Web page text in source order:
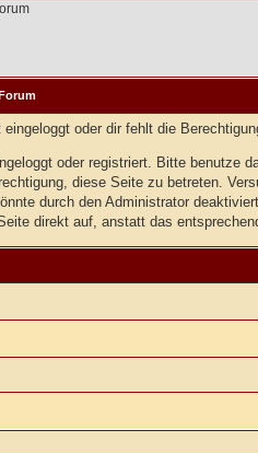
eingeloggt oder dir fehlt die
oder registriert. Bitte benutze
diese Seite zu betreten.
durch den Administrator
direkt auf, anstatt das